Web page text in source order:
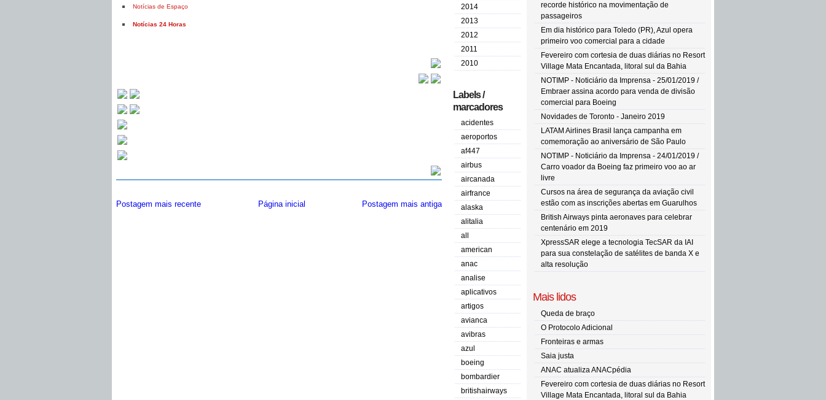
Notícias de Espaço
Notícias 24 Horas
Postagem mais recente Postagem mais antiga
Página inicial
2014
2013
2012
2011
2010
Labels /
marcadores
acidentes
aeroportos
af447
airbus
aircanada
airfrance
alaska
alitalia
all
american
anac
analise
aplicativos
artigos
avianca
avibras
azul
boeing
bombardier
britishairways
recorde histórico na movimentação de
passageiros
Em dia histórico para Toledo (PR), Azul opera
primeiro voo comercial para a cidade
Fevereiro com cortesia de duas diárias no Resort
Village Mata Encantada, litoral sul da Bahia
NOTIMP - Noticiário da Imprensa - 25/01/2019 /
Embraer assina acordo para venda de divisão
comercial para Boeing
Novidades de Toronto - Janeiro 2019
LATAM Airlines Brasil lança campanha em
comemoração ao aniversário de São Paulo
NOTIMP - Noticiário da Imprensa - 24/01/2019 /
Carro voador da Boeing faz primeiro voo ao ar
livre
Cursos na área de segurança da aviação civil
estão com as inscrições abertas em Guarulhos
British Airways pinta aeronaves para celebrar
centenário em 2019
XpressSAR elege a tecnologia TecSAR da IAI
para sua constelação de satélites de banda X e
alta resolução
Mais lidos
Queda de braço
O Protocolo Adicional
Fronteiras e armas
Saia justa
ANAC atualiza ANACpédia
Fevereiro com cortesia de duas diárias no Resort
Village Mata Encantada, litoral sul da Bahia